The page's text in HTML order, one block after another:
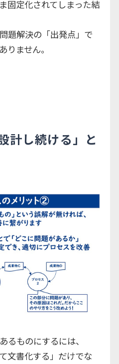
固定化されてしまった結
題解決の「出発点」で
りません。
計し続ける」と
るものにするには、
文書化する」だけでな